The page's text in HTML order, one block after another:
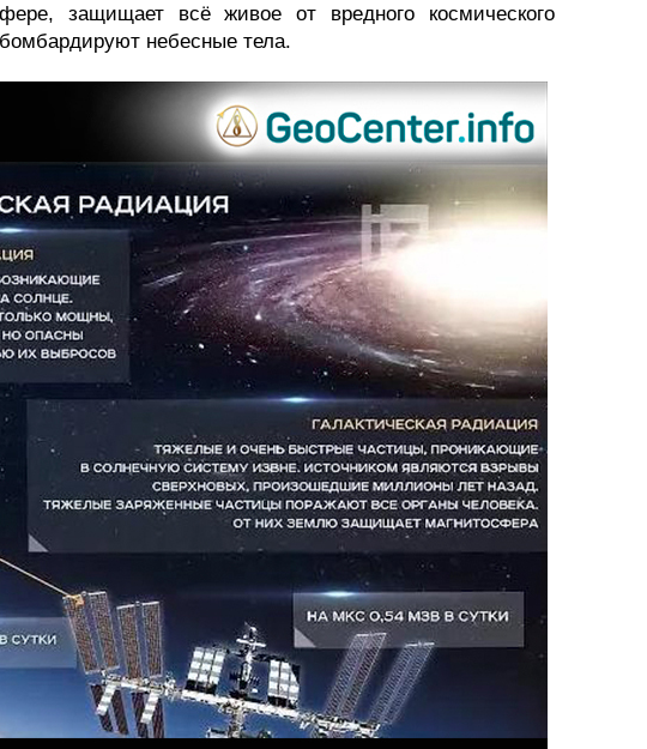
защищает всё живое от вредного космического
небесные тела.